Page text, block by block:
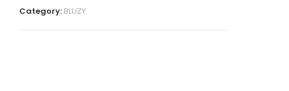
Category: BLUZY